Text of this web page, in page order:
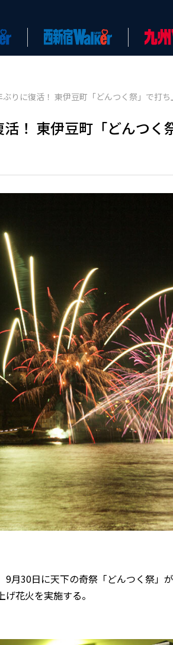
ぶりに復活！ 東伊豆町「どんつく祭」で打
！ 東伊豆町「どんつく
月30日に天下の奇祭「どんつく祭」
花火を実施する。